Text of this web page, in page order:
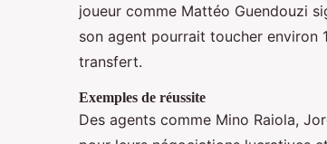
joueur comme Mattéo Guendouzi
son agent pourrait toucher environ
transfert.
Exemples de réussite
Des agents comme Mino Raiola,